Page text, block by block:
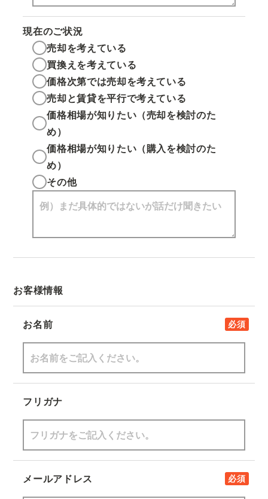
現在のご状況
売却を考えている
買換えを考えている
価格次第では売却を考えている
売却と賃貸を平行で考えている
価格相場が知りたい（売却を検討のた
め）
価格相場が知りたい（購入を検討のた
め）
その他
お客様情報
お名前 必須
フリガナ
メールアドレス 必須